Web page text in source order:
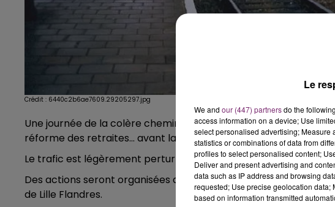
Crédit : 6440c2b6ae7609.29205297.jpg
Une journée de la colère cheminote est organisée aujourd’hui,
réforme des retraites... avant la journée de mobilisation du 1er
Le trafic est légèrement perturbé du coup sur les rails... Avec 4
Des actions seront organisées dans les gares... A Lille, une
de Lille Flandres.
Le
We and our (447) partnersdo the
access information on a device; Use
select personalised advertising; Measure
statistics or combinations of data from
profiles to select personalised content;
Deliver and present advertising and
data such as IP address and browsing
requested; Use precise geolocation data;
based on information transmitted